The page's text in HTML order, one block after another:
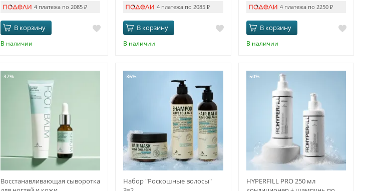
4 платежа по 2085₽
В корзину
В наличии
4 платежа по 2085 ₽
В корзину
В наличии
4 платежа по 2250₽
В корзину
В наличии
-37%
Восстанавливающая сыворотка
-36%
Набор "Роскошные волосы"
-50%
HYPERFILL PRO 250 мл